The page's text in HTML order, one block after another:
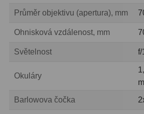
Binohlavy3
Ostatní1
Montáže93
Azimutální AZ
Paralaktické EQ19
Průměr objektivu (apertura), mm
Ohnisková vzdálenost, mm
Světelnost f/
Okuláry
Barlowova čočka